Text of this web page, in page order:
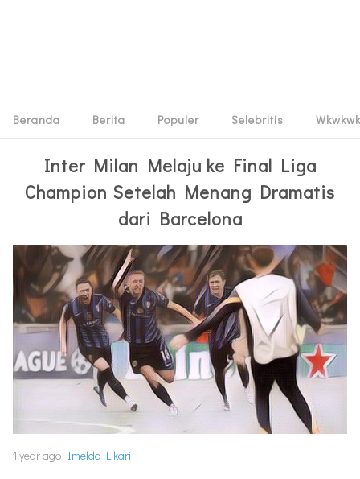
Beranda Berita Populer Selebritis Wkwkwk
Inter Milan Melaju ke Final Liga
Champion Setelah Menang Dramatis
dari Barcelona
1 year ago Imelda Likari